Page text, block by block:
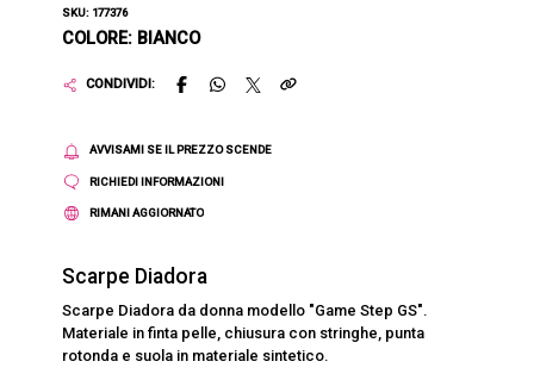
SKU: 177376
COLORE: BIANCO
CONDIVIDI:
AVVISAMI SE IL PREZZO SCENDE
RICHIEDI INFORMAZIONI
RIMANI AGGIORNATO
Scarpe Diadora
Scarpe Diadora da donna modello "Game Step GS".
Materiale in finta pelle, chiusura con stringhe, punta
rotonda e suola in materiale sintetico.